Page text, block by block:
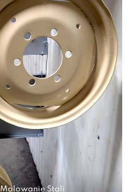
Malowanie Stali